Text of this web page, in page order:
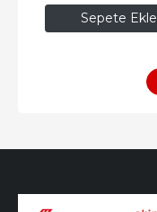
Sepete Ekle